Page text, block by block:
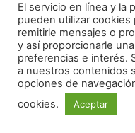
El servicio en línea y la
pueden utilizar cookies
remitirle mensajes o
y así proporcionarle
preferencias e interés.
a nuestros contenidos
opciones de
cookies.
Aceptar